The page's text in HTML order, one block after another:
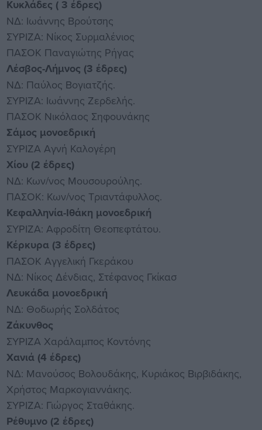
Κυκλάδες ( 3 έδρες)
ΝΔ: Ιωάννης Βρούτσης
ΣΥΡΙΖΑ: Νίκος Συρμαλένιος
ΠΑΣΟΚ Παναγιώτης Ρήγας
Λέσβος-Λήμνος (3 έδρες)
ΝΔ: Παύλος Βογιατζής.
ΣΥΡΙΖΑ: Ιωάννης Ζερδελής.
ΠΑΣΟΚ Νικόλαος Σηφουνάκης
Σάμος μονοεδρική
ΣΥΡΙΖΑ Αγνή Καλογέρη
Χίου (2 έδρες)
ΝΔ: Κων/νος Μουσουρούλης.
ΠΑΣΟΚ: Κων/νος Τριαντάφυλλος.
Κεφαλληνία-Ιθάκη μονοεδρική
ΣΥΡΙΖΑ: Αφροδίτη Θεοπεφτάτου.
Κέρκυρα (3 έδρες)
ΠΑΣΟΚ Αγγελική Γκεράκου
ΝΔ: Νίκος Δένδιας, Στέφανος Γκίκασ
Λευκάδα μονοεδρική
ΝΔ: Θοδωρής Σολδάτος
Ζάκυνθος
ΣΥΡΙΖΑ Χαράλαμπος Κοντόνης
Χανιά (4 έδρες)
ΝΔ: Μανούσος Βολουδάκης, Κυριάκος Βιρβιδάκης,
Χρήστος Μαρκογιαννάκης.
ΣΥΡΙΖΑ: Γιώργος Σταθάκης.
Ρέθυμνο (2 έδρες)